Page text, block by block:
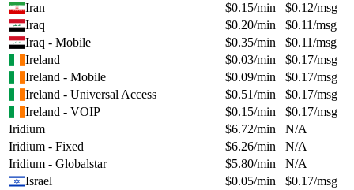
Iran
$0.15/min $0.12/msg
Iraq
$0.20/min $0.11/msg
Iraq - Mobile
$0.35/min $0.11/msg
Ireland
$0.03/min $0.17/msg
Ireland - Mobile
$0.09/min $0.17/msg
Ireland - Universal Access
$0.51/min $0.17/msg
Ireland - VOIP
$0.15/min $0.17/msg
Iridium
$6.72/min
N/A
Iridium - Fixed
$6.26/min
N/A
Iridium - Globalstar
$5.80/min
N/A
Israel
$0.05/min $0.17/msg